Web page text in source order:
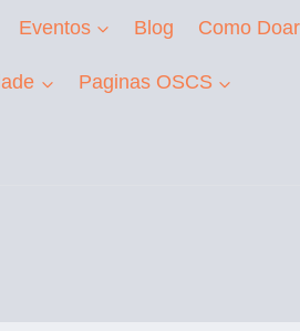
Eventos Blog Como Doar
Paginas OSCS